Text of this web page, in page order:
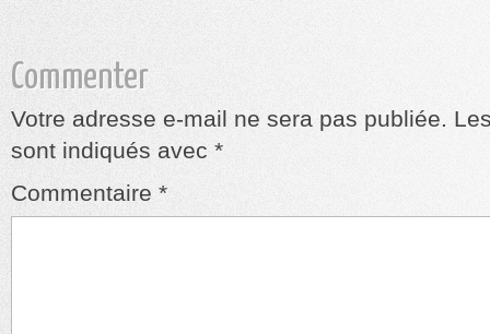
Commenter
Votre adresse e-mail ne sera pas publiée.
sont indiqués avec *
Commentaire *